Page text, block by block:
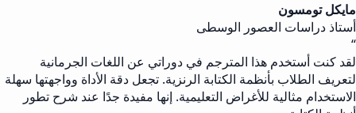
مايكل تومسون
أستاذ دراسات العصور الوسطى
“
لقد كنت أستخدم هذا المترجم في دوراتي عن اللغات الجرمانية
لتعريف الطلاب بأنظمة الكتابة الرنزية. تجعل دقة الأداة وواجهتها سهلة
الاستخدام مثالية للأغراض التعليمية. إنها مفيدة جدًا عند شرح تطور